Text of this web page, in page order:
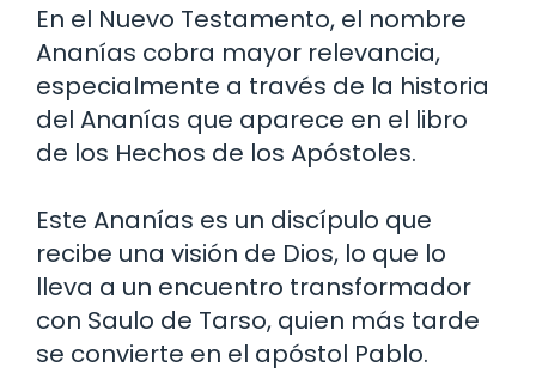
En el Nuevo Testamento, el nombre
Ananías cobra mayor relevancia,
especialmente a través de la historia
del Ananías que aparece en el libro
de los Hechos de los Apóstoles.
Este Ananías es un discípulo que
recibe una visión de Dios, lo que lo
lleva a un encuentro transformador
con Saulo de Tarso, quien más tarde
se convierte en el apóstol Pablo.